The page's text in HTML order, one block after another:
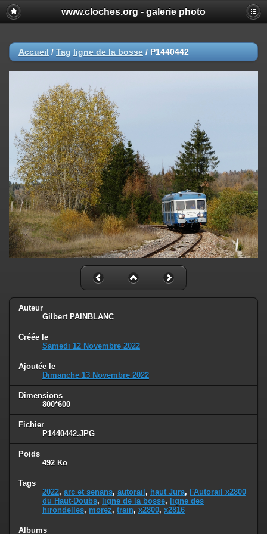
www.cloches.org - galerie photo
Accueil / Tag ligne de la bosse / P1440442
Auteur
Gilbert PAINBLANC
Créée le
Samedi 12 Novembre 2022
Ajoutée le
Dimanche 13 Novembre 2022
Dimensions
800*600
Fichier
P1440442.JPG
Poids
492 Ko
Tags
2022, arc et senans, autorail , haut Jura, l'Autorail x2800
du Haut-Doubs, ligne de la bosse,
ligne des
hirondelles, morez, train, x2800, x2816
Albums